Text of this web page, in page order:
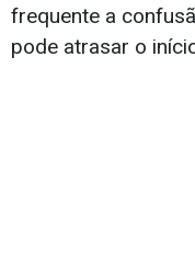
frequente a
pode atrasar o